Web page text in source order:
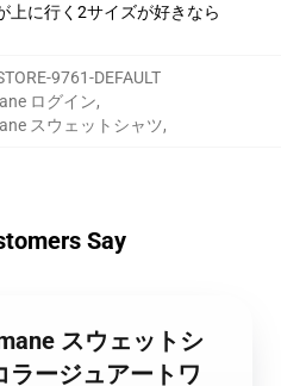
上に行く2サイズが好きなら
9761-DEFAULT
ログイン,
スウェットシャツ,
Say
スウェットシ
ラージュアートワ